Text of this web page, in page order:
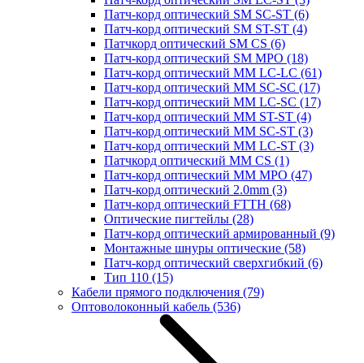
Патч-корд оптический SM SC-ST (6)
Патч-корд оптический SM ST-ST (4)
Патчкорд оптический SM CS (6)
Патч-корд оптический SM MPO (18)
Патч-корд оптический MM LC-LC (61)
Патч-корд оптический MM SC-SC (17)
Патч-корд оптический MM LC-SC (17)
Патч-корд оптический MM ST-ST (4)
Патч-корд оптический MM SC-ST (3)
Патч-корд оптический MM LC-ST (3)
Патчкорд оптический MM CS (1)
Патч-корд оптический MM MPO (47)
Патч-корд оптический 2.0mm (3)
Патч-корд оптический FTTH (68)
Оптические пигтейлы (28)
Патч-корд оптический армированный (9)
Монтажные шнуры оптические (58)
Патч-корд оптический сверхгибкий (6)
Тип 110 (15)
Кабели прямого подключения (79)
Оптоволоконный кабель (536)